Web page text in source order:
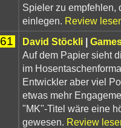
Spieler zu empfehlen,
einlegen. Review
61 David Stöckli|
Auf dem Papier sieht
im
Entwickler aber viel
etwas mehr
"MK"-Titel wäre eine
gewesen. Review